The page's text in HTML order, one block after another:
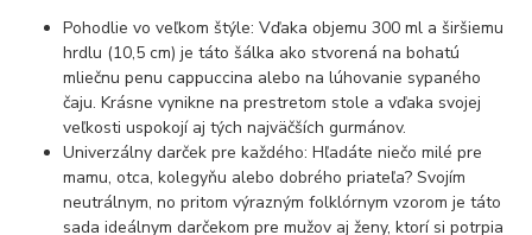
Pohodlie vo veľkom štýle: Vďaka objemu 300 ml a širšiemu
hrdlu (10,5 cm) je táto šálka ako stvorená na bohatú
mliečnu penu cappuccina alebo na lúhovanie sypaného
čaju. Krásne vynikne na prestretom stole a vďaka svojej
veľkosti uspokojí aj tých najväčších gurmánov.
Univerzálny darček pre každého: Hľadáte niečo milé pre
mamu, otca, kolegyňu alebo dobrého priateľa? Svojím
neutrálnym, no pritom výrazným folklórnym vzorom je táto
sada ideálnym darčekom pre mužov aj ženy, ktorí si potrpia